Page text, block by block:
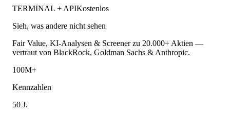
TERMINAL + APIKostenlos
Sieh, was andere nicht sehen
Fair Value, KI-Analysen & Screener zu 20.000+ Aktien —
vertraut von BlackRock, Goldman Sachs & Anthropic.
100M+
Kennzahlen
50 J.